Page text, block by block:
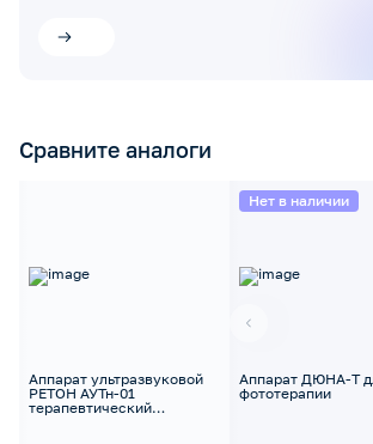
Сравните аналоги
Аппарат ультразвуковой
РЕТОН АУТн-01
терапевтический
Нет в наличии
Аппарат ДЮНА-Т
фототерапии